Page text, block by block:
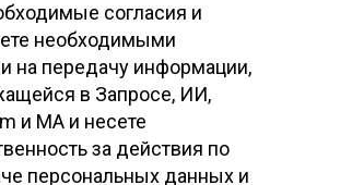
согласия и
необходимыми
на передачу информации,
в Запросе, ИИ,
и МА и несете
за действия по
персональных данных и